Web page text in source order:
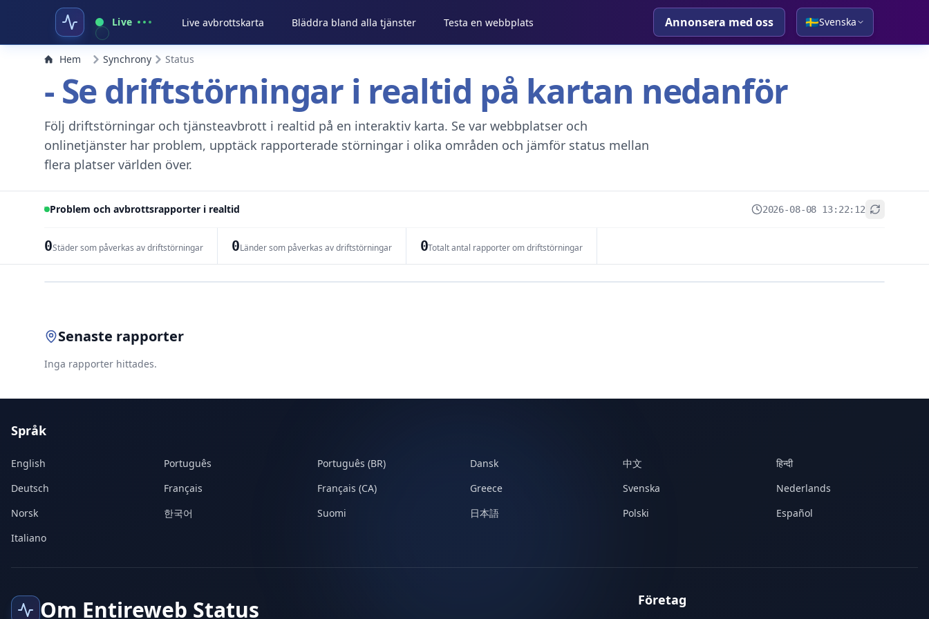
Live Live avbrottskarta Bläddra bland alla tjänster Testa en webbplats Annonsera med oss 🇸🇪Svenska
Hem Synchrony Status
- Se driftstörningar i realtid på kartan nedanför
Följ driftstörningar och tjänsteavbrott i realtid på en interaktiv karta. Se var webbplatser och
onlinetjänster har problem, upptäck rapporterade störningar i olika områden och jämför status mellan
flera platser världen över.
Problem och avbrottsrapporter i realtid 2026-08-08 13:22:12
0Städer som påverkas av driftstörningar 0Länder som påverkas av driftstörningar 0Totalt antal rapporter om driftstörningar
Senaste rapporter
Inga rapporter hittades.
Språk
English Português Português (BR) Dansk 中文
हिन्दी
Deutsch
Français Français (CA) Greece Svenska
Nederlands
Norsk
한국어 Suomi 日本語 Polski
Español
Italiano
Om Entireweb Status Företag